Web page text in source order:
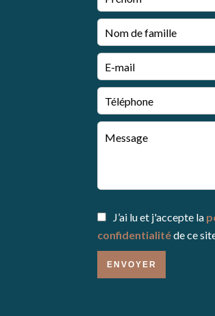
J’ai lu et j'accepte la
confidentialitéde ce
ENVOYER